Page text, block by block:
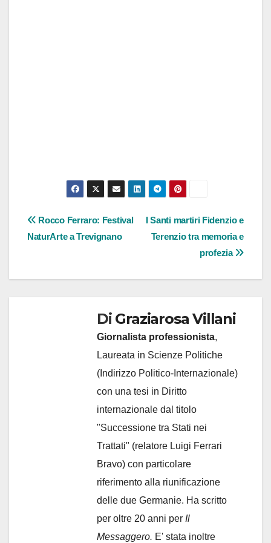
Navigazione
I Santi martiri Fidenzio e
Terenzio tra memoria e
profezia
Rocco Ferraro: Festival
NaturArte a Trevignano
Di Graziarosa Villani
Giornalista professionista,
Laureata in Scienze Politiche
(Indirizzo Politico-Internazionale)
con una tesi in Diritto
internazionale dal titolo
"Successione tra Stati nei
Trattati" (relatore Luigi Ferrari
Bravo) con particolare
riferimento alla riunificazione
delle due Germanie. Ha scritto
per oltre 20 anni per Il
Messaggero. E' stata inoltre